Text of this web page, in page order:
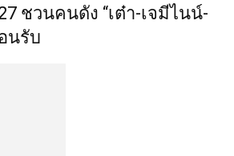
27 ชวนคนดัง “เต๋า-เจมีไนน์-
นรับ